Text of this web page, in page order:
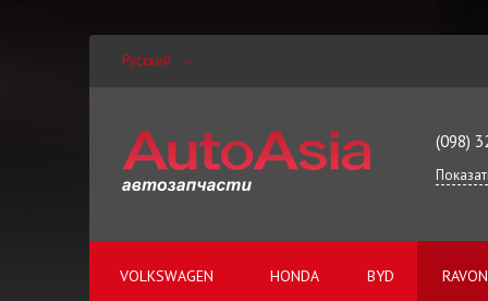
Русский
(098)
VOLKSWAGEN HONDA BYD RAVON